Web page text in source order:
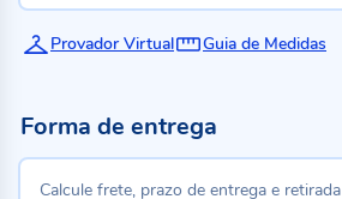
Provador Virtual Guia de Medidas
Forma de entrega
Calcule frete, prazo de entrega e retirada